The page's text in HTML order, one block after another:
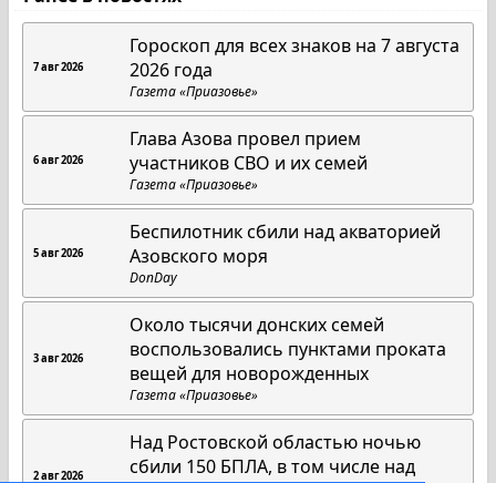
7 авг 2026
Гороскоп для всех знаков на 7 августа
2026 года
Газета «Приазовье»
6 авг 2026
Глава Азова провел прием
участников СВО и их семей
Газета «Приазовье»
5 авг 2026
Беспилотник сбили над акваторией
Азовского моря
DonDay
3 авг 2026
Около тысячи донских семей
воспользовались пунктами проката
вещей для новорожденных
Газета «Приазовье»
2 авг 2026
Над Ростовской областью ночью
сбили 150 БПЛА, в том числе над